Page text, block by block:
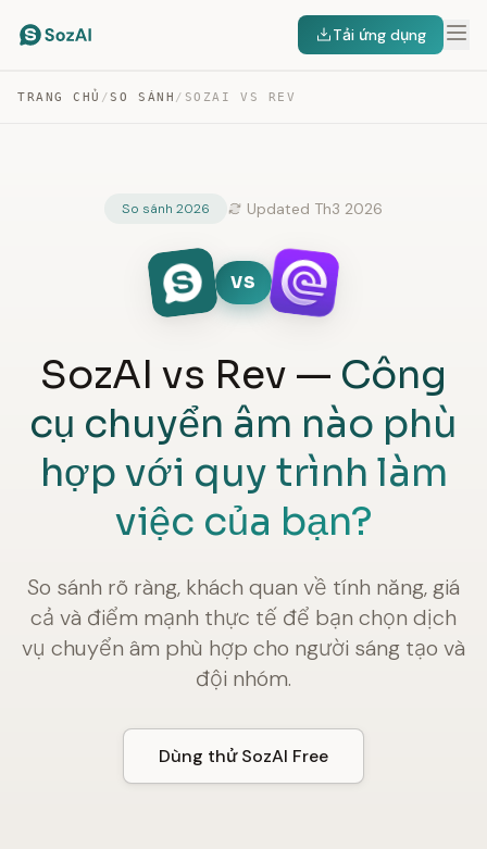
Tải ứng dụng
TRANG CHỦ /SO SÁNH / SOZAI VS REV
So sánh 2026 Updated Th3 2026
VS
SozAI vs Rev — Công
cụ chuyển âm nào phù
hợp với quy trình làm
việc của bạn?
So sánh rõ ràng, khách quan về tính năng, giá
cả và điểm mạnh thực tế để bạn chọn dịch
vụ chuyển âm phù hợp cho người sáng tạo và
đội nhóm.
Dùng thử SozAI Free